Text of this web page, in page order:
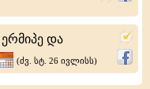
და
(ძვ. სტ. 26 ივლისს)